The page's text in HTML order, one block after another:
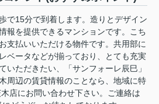
で15分で到着します。造りとデザイン
報を提供できるマンションです。こち
支払いいただける物件です。共用部に
ベータなどが揃っており、とても充実
いただきたい、「サンフォーレ辰巳」
周辺の賃貸情報のことなら、地域に特
店にお問い合わせ下さい。ご連絡は